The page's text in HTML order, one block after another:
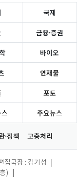
국제
금융·증권
바이오
연재물
포토
주요뉴스
·정책 고충처리
집국장 : 김기성
)